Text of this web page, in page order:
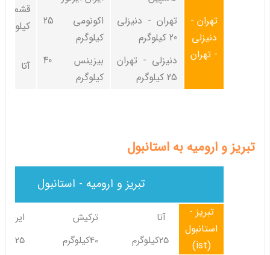
کیلوگرم
آتا 20 کیلوگرم
اکونومی 25
کیلوگرم
بیزینس 40
کیلوگرم
تهران - دنیزلی
20 کیلوگرم
دنیزلی - تهران
25 کیلوگرم
تهران -
دنیزلی
- تهران
تبریز و ارومیه به استانبول
تبریز و ارومیه - استانبول
ایران
25کیلوگرم
ترکیش
40کیلوگرم
آتا
تبریز -
استانبول
(ist)